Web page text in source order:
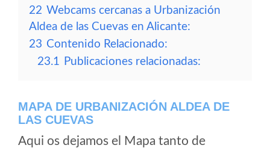
22 Webcams cercanas a Urbanización
Aldea de las Cuevas en Alicante:
23 Contenido Relacionado:
23.1 Publicaciones relacionadas:
MAPA DE URBANIZACIÓN ALDEA DE
LAS CUEVAS
Aqui os dejamos el Mapa tanto de